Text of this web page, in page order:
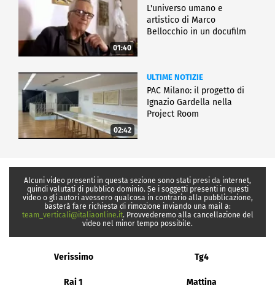
01:40
L'universo umano e
artistico di Marco
Bellocchio in un docufilm
02:42
ULTIME NOTIZIE
PAC Milano: il progetto di
Ignazio Gardella nella
Project Room
Alcuni video presenti in questa sezione sono stati presi da internet,
quindi valutati di pubblico dominio. Se i soggetti presenti in questi
video o gli autori avessero qualcosa in contrario alla pubblicazione,
basterà fare richiesta di rimozione inviando una mail a:
team_verticali@italiaonline.it. Provvederemo alla cancellazione del
video nel minor tempo possibile.
Verissimo Tg4
Rai 1 Mattina